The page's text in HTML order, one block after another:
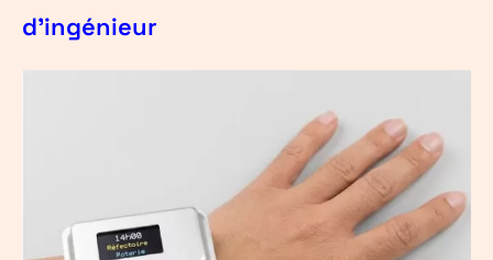
d’ingénieur